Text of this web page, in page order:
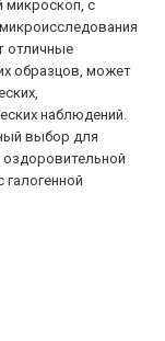
микроскоп, с
отличные
образцов, может
наблюдений.
выбор для
оздоровительной